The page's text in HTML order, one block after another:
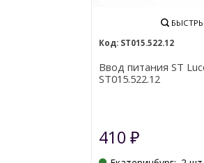
ST015.522.12
Ввод питания ST
ST015.522.12
410₽